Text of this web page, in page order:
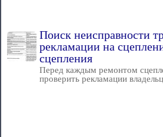
Поиск неисправности
рекламации на
сцепления
Перед каждым ремонтом
проверить рекламации